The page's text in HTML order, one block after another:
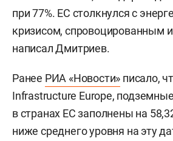
при 77%. ЕС столкнулся с
кризисом, спровоцированным
написал Дмитриев.
Ранее РИА «Новости» писало,
Infrastructure Europe,
в странах ЕС заполнены на
ниже среднего уровня на эту